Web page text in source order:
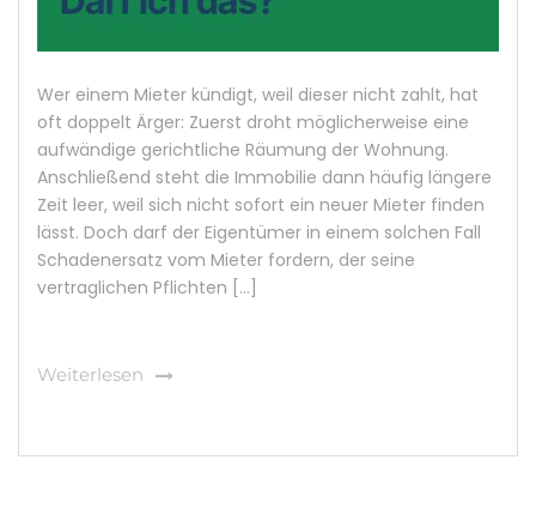
Wer einem Mieter kündigt, weil dieser nicht zahlt, hat
oft doppelt Ärger: Zuerst droht möglicherweise eine
aufwändige gerichtliche Räumung der Wohnung.
Anschließend steht die Immobilie dann häufig längere
Zeit leer, weil sich nicht sofort ein neuer Mieter finden
lässt. Doch darf der Eigentümer in einem solchen Fall
Schadenersatz vom Mieter fordern, der seine
vertraglichen Pflichten […]
Weiterlesen